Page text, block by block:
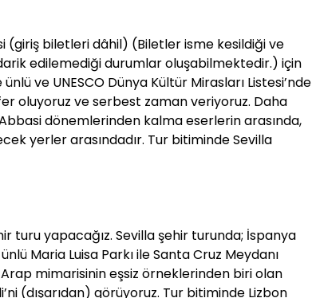
(giriş biletleri dâhil) (Biletler isme kesildiği ve
edilemediği durumlar oluşabilmektedir.) için
ve UNESCO Dünya Kültür Mirasları Listesi’nde
oluyoruz ve serbest zaman veriyoruz. Daha
dönemlerinden kalma eserlerin arasında,
yerler arasındadır. Tur bitiminde Sevilla
turu yapacağız. Sevilla şehir turunda; İspanya
Maria Luisa Parkı ile Santa Cruz Meydanı
mimarisinin eşsiz örneklerinden biri olan
(dışarıdan) görüyoruz. Tur bitiminde Lizbon